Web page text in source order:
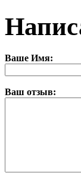
Ваше Имя:
Ваш отзыв: